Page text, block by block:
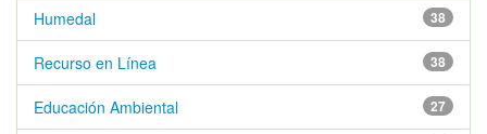
38
Humedal
38
Recurso en Línea
27
Educación Ambiental